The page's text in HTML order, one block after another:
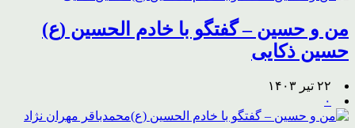
من و حسین – گفتگو با خادم الحسین (ع)
حسین ذکایی
۲۲ تیر ۱۴۰۳
۰